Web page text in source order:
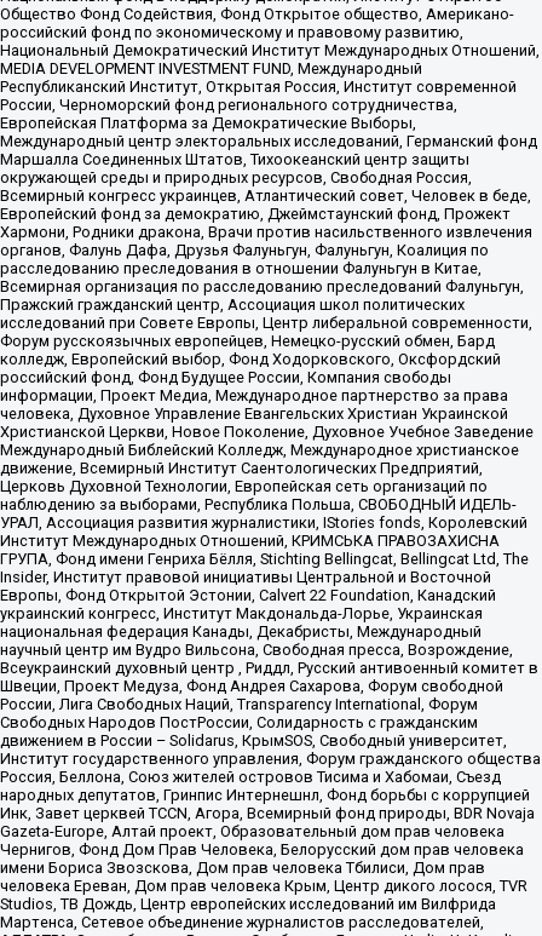
Общество Фонд Содействия, Фонд Открытое общество, Американо-
российский фонд по экономическому и правовому развитию,
Национальный Демократический Институт Международных Отношений,
MEDIA DEVELOPMENT INVESTMENT FUND, Международный
Республиканский Институт, Открытая Россия, Институт современной
России, Черноморский фонд регионального сотрудничества,
Европейская Платформа за Демократические Выборы,
Международный центр электоральных исследований, Германский фонд
Маршалла Соединенных Штатов, Тихоокеанский центр защиты
окружающей среды и природных ресурсов, Свободная Россия,
Всемирный конгресс украинцев, Атлантический совет, Человек в беде,
Европейский фонд за демократию, Джеймстаунский фонд, Прожект
Хармони, Родники дракона, Врачи против насильственного извлечения
органов, Фалунь Дафа, Друзья Фалуньгун, Фалуньгун, Коалиция по
расследованию преследования в отношении Фалуньгун в Китае,
Всемирная организация по расследованию преследований Фалуньгун,
Пражский гражданский центр, Ассоциация школ политических
исследований при Совете Европы, Центр либеральной современности,
Форум русскоязычных европейцев, Немецко-русский обмен, Бард
колледж, Европейский выбор, Фонд Ходорковского, Оксфордский
российский фонд, Фонд Будущее России, Компания свободы
информации, Проект Медиа, Международное партнерство за права
человека, Духовное Управление Евангельских Христиан Украинской
Христианской Церкви, Новое Поколение, Духовное Учебное Заведение
Международный Библейский Колледж, Международное христианское
движение, Всемирный Институт Саентологических Предприятий,
Церковь Духовной Технологии, Европейская сеть организаций по
наблюдению за выборами, Республика Польша, СВОБОДНЫЙ ИДЕЛЬ-
УРАЛ, Ассоциация развития журналистики, IStories fonds, Королевский
Институт Международных Отношений, КРИМСЬКА ПРАВОЗАХИСНА
ГРУПА, Фонд имени Генриха Бёлля, Stichting Bellingcat, Bellingcat Ltd, The
Insider, Институт правовой инициативы Центральной и Восточной
Европы, Фонд Открытой Эстонии, Calvert 22 Foundation, Канадский
украинский конгресс, Институт Макдональда-Лорье, Украинская
национальная федерация Канады, Декабристы, Международный
научный центр им Вудро Вильсона, Свободная пресса, Возрождение,
Всеукраинский духовный центр , Риддл, Русский антивоенный комитет в
Швеции, Проект Медуза, Фонд Андрея Сахарова, Форум свободной
России, Лига Свободных Наций, Transparеncy International, Форум
Свободных Народов ПостРоссии, Солидарность с гражданским
движением в России – Solidarus, КрымSOS, Свободный университет,
Институт государственного управления, Форум гражданского общества
Россия, Беллона, Союз жителей островов Тисима и Хабомаи, Съезд
народных депутатов, Гринпис Интернешнл, Фонд борьбы с коррупцией
Инк, Завет церквей TCCN, Агора, Всемирный фонд природы, BDR Novaja
Gazeta-Europe, Алтай проект, Образовательный дом прав человека
Чернигов, Фонд Дом Прав Человека, Белорусский дом прав человека
имени Бориса Звозскова, Дом прав человека Тбилиси, Дом прав
человека Ереван, Дом прав человека Крым, Центр дикого лосося, TVR
Studios, ТВ Дождь, Центр европейских исследований им Вилфрида
Мартенса, Сетевое объединение журналистов расследователей,